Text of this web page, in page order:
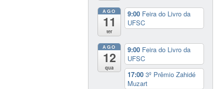
AGO
11
ter
9:00 Feira do Livro da
UFSC
AGO
12
qua
9:00 Feira do Livro da
UFSC
17:003º Prêmio Zahidé
Muzart